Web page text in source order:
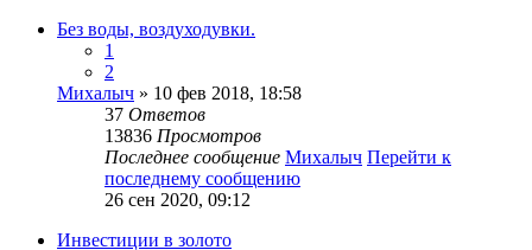
Без воды, воздуходувки.
1
2
Михалыч » 10 фев 2018, 18:58
37 Ответов
13836 Просмотров
Последнее сообщение Михалыч Перейти к
последнему сообщению
26 сен 2020, 09:12
Инвестиции в золото